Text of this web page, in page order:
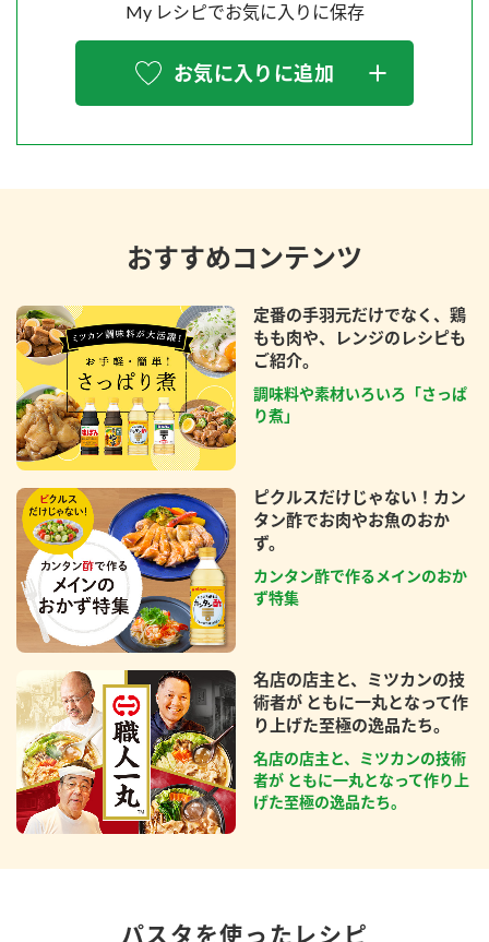
My レシピでお気に入りに保存
お気に入りに追加
おすすめコンテンツ
定番の手羽元だけでなく、鶏
もも肉や、レンジのレシピも
ご紹介。
調味料や素材いろいろ「さっぱ
り煮」
ピクルスだけじゃない！カン
タン酢でお肉やお魚のおか
ず。
カンタン酢で作るメインのおか
ず特集
名店の店主と、ミツカンの技
術者が ともに一丸となって作
り上げた至極の逸品たち。
名店の店主と、ミツカンの技術
者が ともに一丸となって作り上
げた至極の逸品たち。
パスタを使ったレシピ